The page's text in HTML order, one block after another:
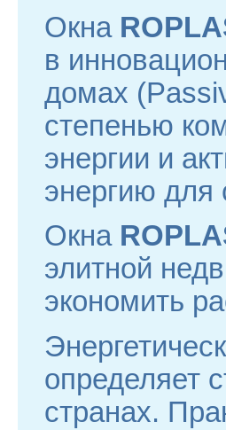
Окна
в
домах
степенью
энергии и
энергию для
Окна
элитной
экономить
определяет
странах.